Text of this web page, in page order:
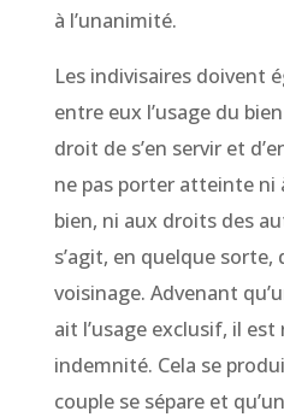
à l’unanimité.
Les indivisaires doivent
entre eux l’usage du
droit de s’en servir et
ne pas porter atteinte ni
bien, ni aux droits des
s’agit, en quelque sorte,
voisinage. Advenant
ait l’usage exclusif, il est
indemnité. Cela se
couple se sépare et